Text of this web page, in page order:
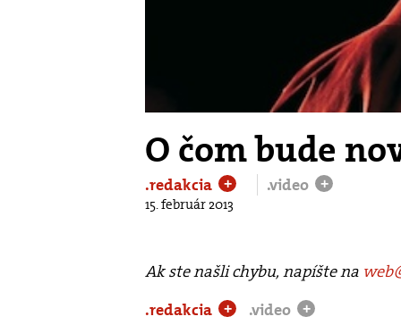
O čom bude
.redakcia + .video +
15. február 2013
Ak ste našli chybu, napíšte na
.redakcia
+ .video +